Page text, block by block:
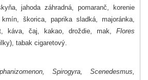
jahoda záhradná, pomaranč, korenie
škorica, paprika sladká, majoránka,
káva, čaj, kakao, droždie, mak,
Flores
tabak cigaretový.
Spirogyra, Scenedesmus,